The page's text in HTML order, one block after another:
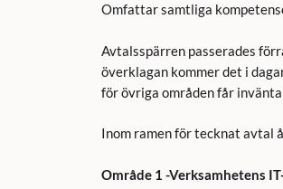
Omfattar samtliga
Avtalsspärren passerades
överklagan kommer det i
för övriga områden får
Inom ramen för tecknat avtal
Område 1 -Verksamhetens